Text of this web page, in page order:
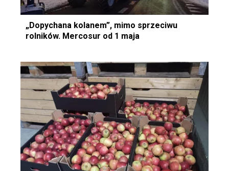
„Dopychana kolanem”, mimo sprzeciwu
rolników. Mercosur od 1 maja